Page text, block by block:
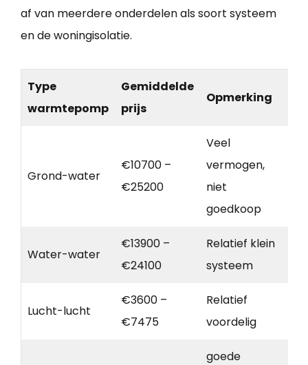
af van meerdere onderdelen als soort systeem
en de woningisolatie.
Type
warmtepomp
Gemiddelde
prijs
Opmerking
Grond-water
€10700 –
€25200
Veel
vermogen,
niet
goedkoop
Water-water
€13900 –
€24100
Relatief klein
systeem
Lucht-lucht
€3600 –
€7475
Relatief
voordelig
goede